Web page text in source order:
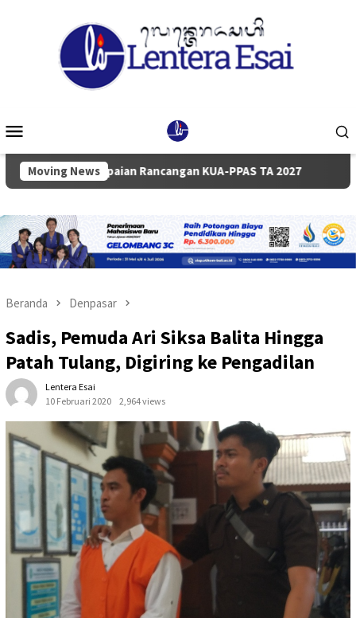
Mobile
Moving News
Rancangan KUA-PPAS TA 2027 Pemkab dan
Beranda Denpasar
Sadis, Pemuda Ari Siksa Balita Hingga
Patah Tulang, Digiring ke Pengadilan
Lentera Esai
10 Februari 2020
2,964 views